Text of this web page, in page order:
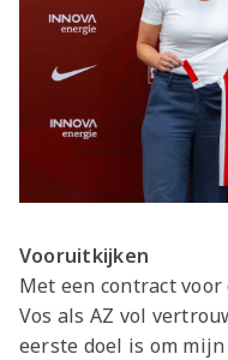
Vooruitkijken
Met een contract
Vos als AZ vol
eerste doel is om